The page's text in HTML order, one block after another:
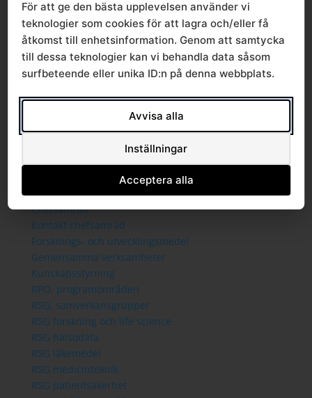
Protokoll
Om Södra sjukvårdsregionen
Ledningsgrupp
Styrande dokument
Styrgrupp
Mallar
Verksamhetsberättelse
Verksamhet
Regionala priser och ersättningar
Bilaterala avtal
Chefsamråd
Kontakt chefsamråd
Forsknings- och utvecklingsmedel
Gemensamma verksamheter
Kunskapsstyrning
RPO, programområden
RSG, samverkansgrupper
RSG forskning och life science
RSG hälsodata
RSG läkemedel
RSG medicinteknik
RSG patientsäkerhet
För att ge den bästa upplevelsen använder vi
teknologier som cookies för att lagra och/eller få
åtkomst till enhetsinformation. Genom att samtycka
till dessa teknologier kan vi behandla data såsom
surfbeteende eller unika ID:n på denna webbplats.
Avvisa alla
Inställningar
Acceptera alla